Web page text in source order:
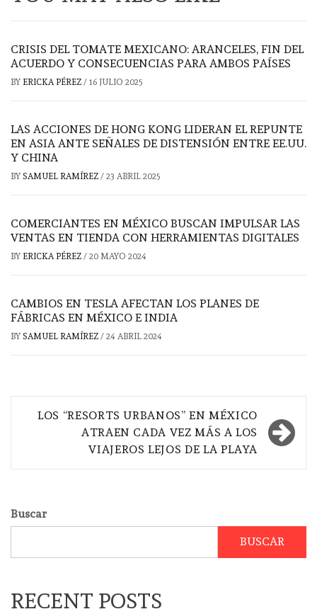
CRISIS DEL TOMATE MEXICANO: ARANCELES, FIN DEL
ACUERDO Y CONSECUENCIAS PARA AMBOS PAÍSES
BY ERICKA PÉREZ / 16 JULIO 2025
LAS ACCIONES DE HONG KONG LIDERAN EL REPUNTE
EN ASIA ANTE SEÑALES DE DISTENSIÓN ENTRE EE.UU.
Y CHINA
BY SAMUEL RAMÍREZ / 23 ABRIL 2025
COMERCIANTES EN MÉXICO BUSCAN IMPULSAR LAS
VENTAS EN TIENDA CON HERRAMIENTAS DIGITALES
BY ERICKA PÉREZ / 20 MAYO 2024
CAMBIOS EN TESLA AFECTAN LOS PLANES DE
FÁBRICAS EN MÉXICO E INDIA
BY SAMUEL RAMÍREZ / 24 ABRIL 2024
Navegación
entradas
LOS “RESORTS URBANOS” EN MÉXICO
ATRAEN CADA VEZ MÁS A LOS
VIAJEROS LEJOS DE LA PLAYA
Buscar
BUSCAR
RECENT POSTS